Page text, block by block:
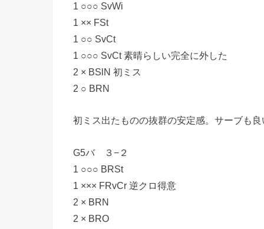
1 ○○○ SvWi
1 ×× FSt
1 ○○ SvCt
1 ○○○ SvCt 素晴らしい完全に外した
2 × BSlN 初ミス
2 ○ BRN
初ミス出たものの抜群の安定感。サーブも良
G5バ ３−２
1 ○○○ BRSt
1 ××× FRvCr 逆クロ得意
2 × BRN
2 × BRO